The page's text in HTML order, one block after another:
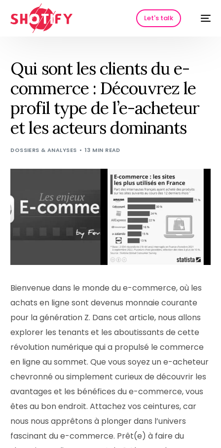
Let's talk
Qui sont les clients du e-
commerce : Découvrez le
profil type de l’e-acheteur
et les acteurs dominants
DOSSIERS & ANALYSES 13 MIN READ
Bienvenue dans le monde du e-commerce, où les
achats en ligne sont devenus monnaie courante
pour la génération Z. Dans cet article, nous allons
explorer les tenants et les aboutissants de cette
révolution numérique qui a propulsé le commerce
en ligne au sommet. Que vous soyez un e-acheteur
chevronné ou simplement curieux de découvrir les
avantages et les bénéfices du e-commerce, vous
êtes au bon endroit. Attachez vos ceintures, car
nous nous apprêtons à plonger dans l’univers
fascinant du e-commerce. Prêt(e) à faire du